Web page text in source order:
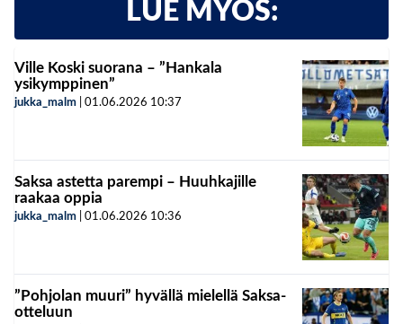
LUE MYÖS:
Ville Koski suorana – ”Hankala
ysikymppinen”
jukka_malm 01.06.2026 10:37
Saksa astetta parempi – Huuhkajille
raakaa oppia
jukka_malm 01.06.2026 10:36
”Pohjolan muuri” hyvällä mielellä Saksa-
otteluun